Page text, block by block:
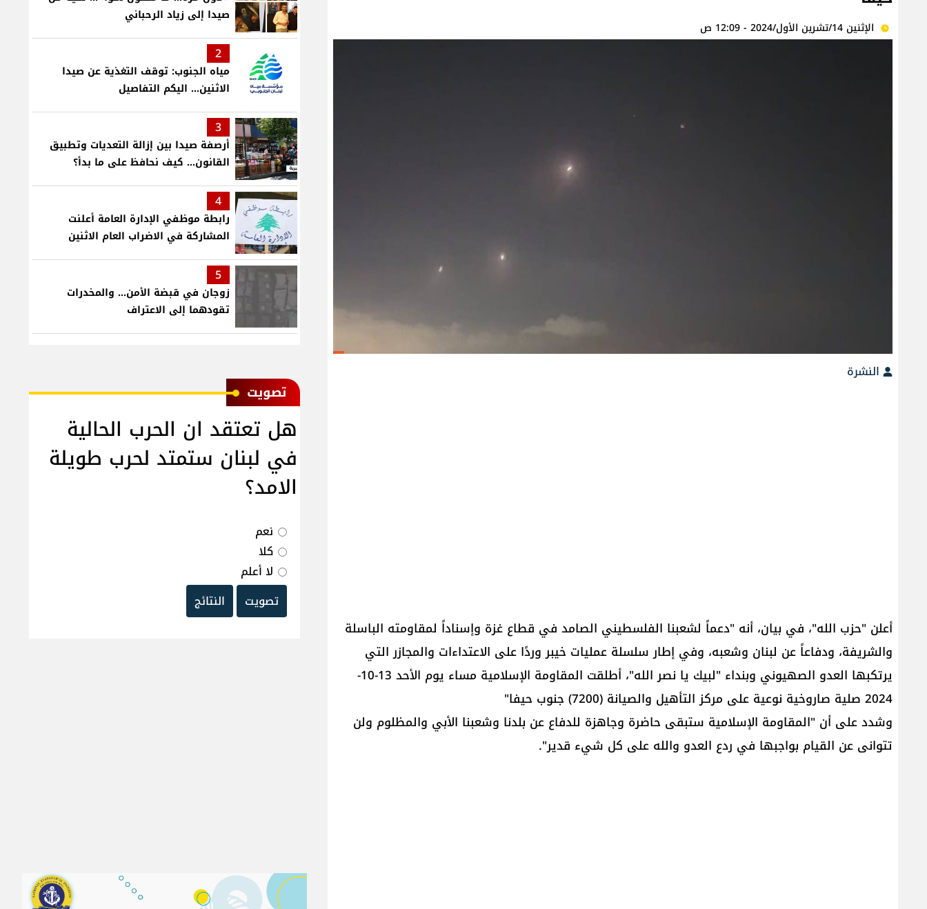
الإثنين 14/تشرين الأول/2024 - 12:09 ص
النشرة
أعلن "حزب الله"، في بيان، أنه "دعماً لشعبنا الفلسطيني الصامد في قطاع غزة وإسناداً لمقاومته الباسلة
‌‏‌‏‌والشريفة، ودفاعاً عن لبنان وشعبه، وفي إطار سلسلة عمليات خيبر وردًا على الاعتداءات والمجازر التي
يرتكبها العدو الصهيوني وبنداء "لبيك يا نصر الله"، أطلقت المقاومة الإسلامية مساء يوم الأحد 13-10-
2024 صلية صاروخية نوعية على مركز التأهيل والصيانة (7200) جنوب حيفا"
وشدد على أن "المقاومة الإسلامية ستبقى حاضرة وجاهزة للدفاع عن بلدنا وشعبنا الأبي والمظلوم ولن
تتوانى عن القيام بواجبها في ردع العدو والله على كل شيء قدير".
صيدا إلى زياد الرحباني
2
مياه الجنوب: توقف التغذية عن صيدا
الاثنين... اليكم التفاصيل
3
أرصفة صيدا بين إزالة التعديات وتطبيق
القانون... كيف نحافظ على ما بدأ؟
4
رابطة موظفي الإدارة العامة أعلنت
المشاركة في الاضراب العام الاثنين
5
زوجان في قبضة الأمن... والمخدرات
تقودهما إلى الاعتراف
ﺗﺼﻮﻳﺖ
هل تعتقد ان الحرب الحالية
في لبنان ستمتد لحرب طويلة
الامد؟
نعم
كلا
لا أعلم
تصويت
النتائج